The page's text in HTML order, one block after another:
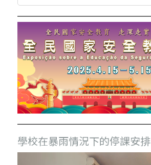
學校在暴雨情況下的停課安排